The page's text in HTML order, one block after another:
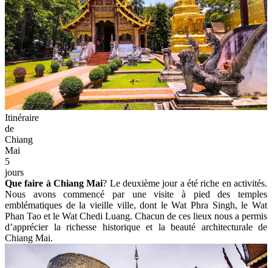
Itinéraire
de
Chiang
Mai
5
jours
Que faire à Chiang Mai? Le deuxième jour a été riche en activités.
Nous avons commencé par une visite à pied des temples
emblématiques de la vieille ville, dont le Wat Phra Singh, le Wat
Phan Tao et le Wat Chedi Luang. Chacun de ces lieux nous a permis
d’apprécier la richesse historique et la beauté architecturale de
Chiang Mai.